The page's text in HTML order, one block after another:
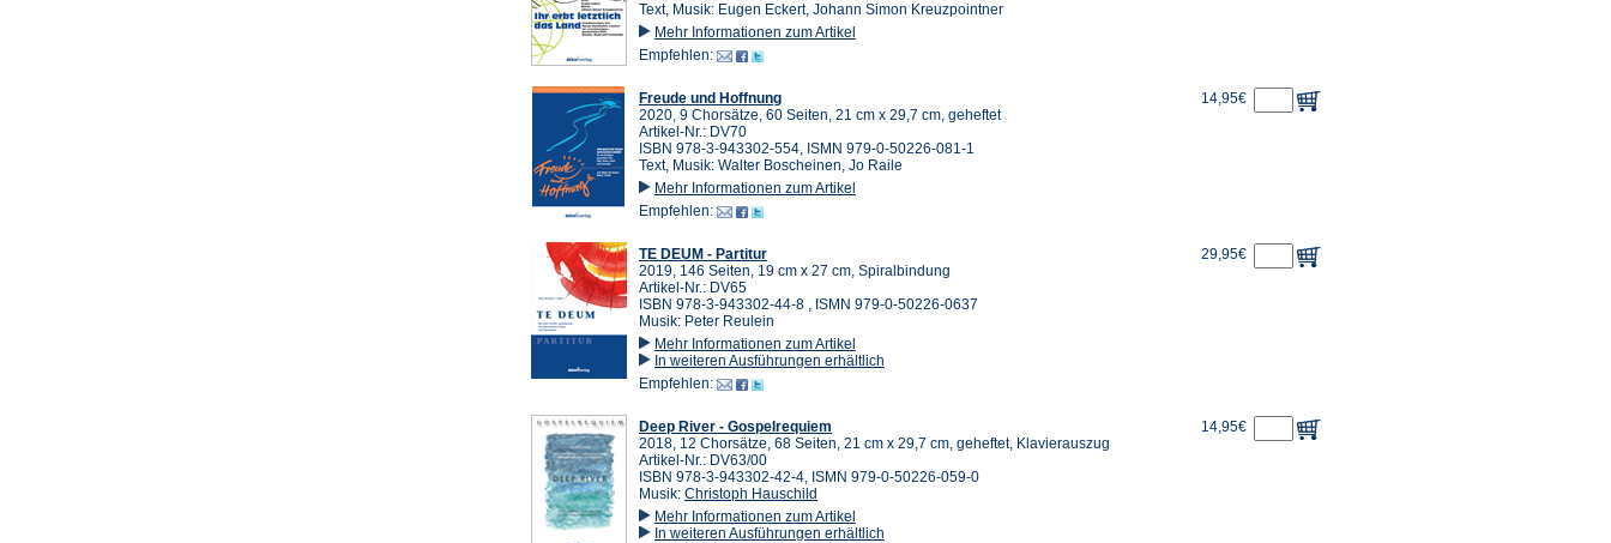
Text, Musik: Eugen Eckert, Johann Simon Kreuzpointner
Mehr Informationen zum Artikel
Empfehlen:
Freude und Hoffnung
2020, 9 Chorsätze, 60 Seiten, 21 cm x 29,7 cm, geheftet
Artikel-Nr.: DV70
ISBN 978-3-943302-554, ISMN 979-0-50226-081-1
Text, Musik: Walter Boscheinen, Jo Raile
Mehr Informationen zum Artikel
Empfehlen:
14,95€
TE DEUM - Partitur
2019, 146 Seiten, 19 cm x 27 cm, Spiralbindung
Artikel-Nr.: DV65
ISBN 978-3-943302-44-8 , ISMN 979-0-50226-0637
Musik: Peter Reulein
Mehr Informationen zum Artikel
In weiteren Ausführungen erhältlich
Empfehlen:
29,95€
Deep River - Gospelrequiem
2018, 12 Chorsätze, 68 Seiten, 21 cm x 29,7 cm, geheftet, Klavierauszug
Artikel-Nr.: DV63/00
ISBN 978-3-943302-42-4, ISMN 979-0-50226-059-0
Musik: Christoph Hauschild
Mehr Informationen zum Artikel
In weiteren Ausführungen erhältlich
14,95€